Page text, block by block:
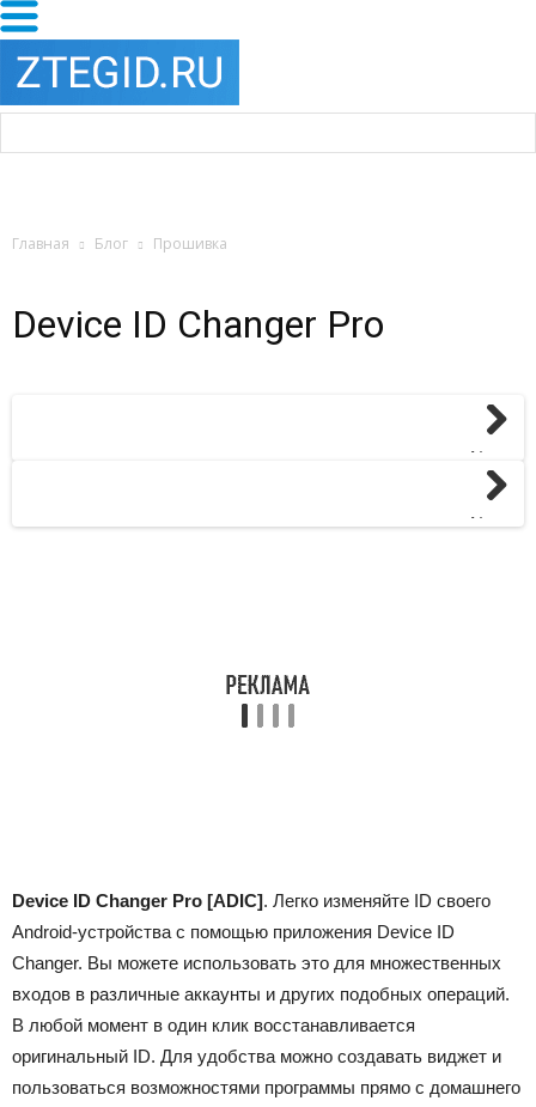
Главная Блог Прошивка
Device ID Changer Pro
Next
Next
Device ID Changer Pro [ADIC]. Легко изменяйте ID своего
Android-устройства с помощью приложения Device ID
Changer. Вы можете использовать это для множественных
входов в различные аккаунты и других подобных операций.
В любой момент в один клик восстанавливается
оригинальный ID. Для удобства можно создавать виджет и
пользоваться возможностями программы прямо с домашнего